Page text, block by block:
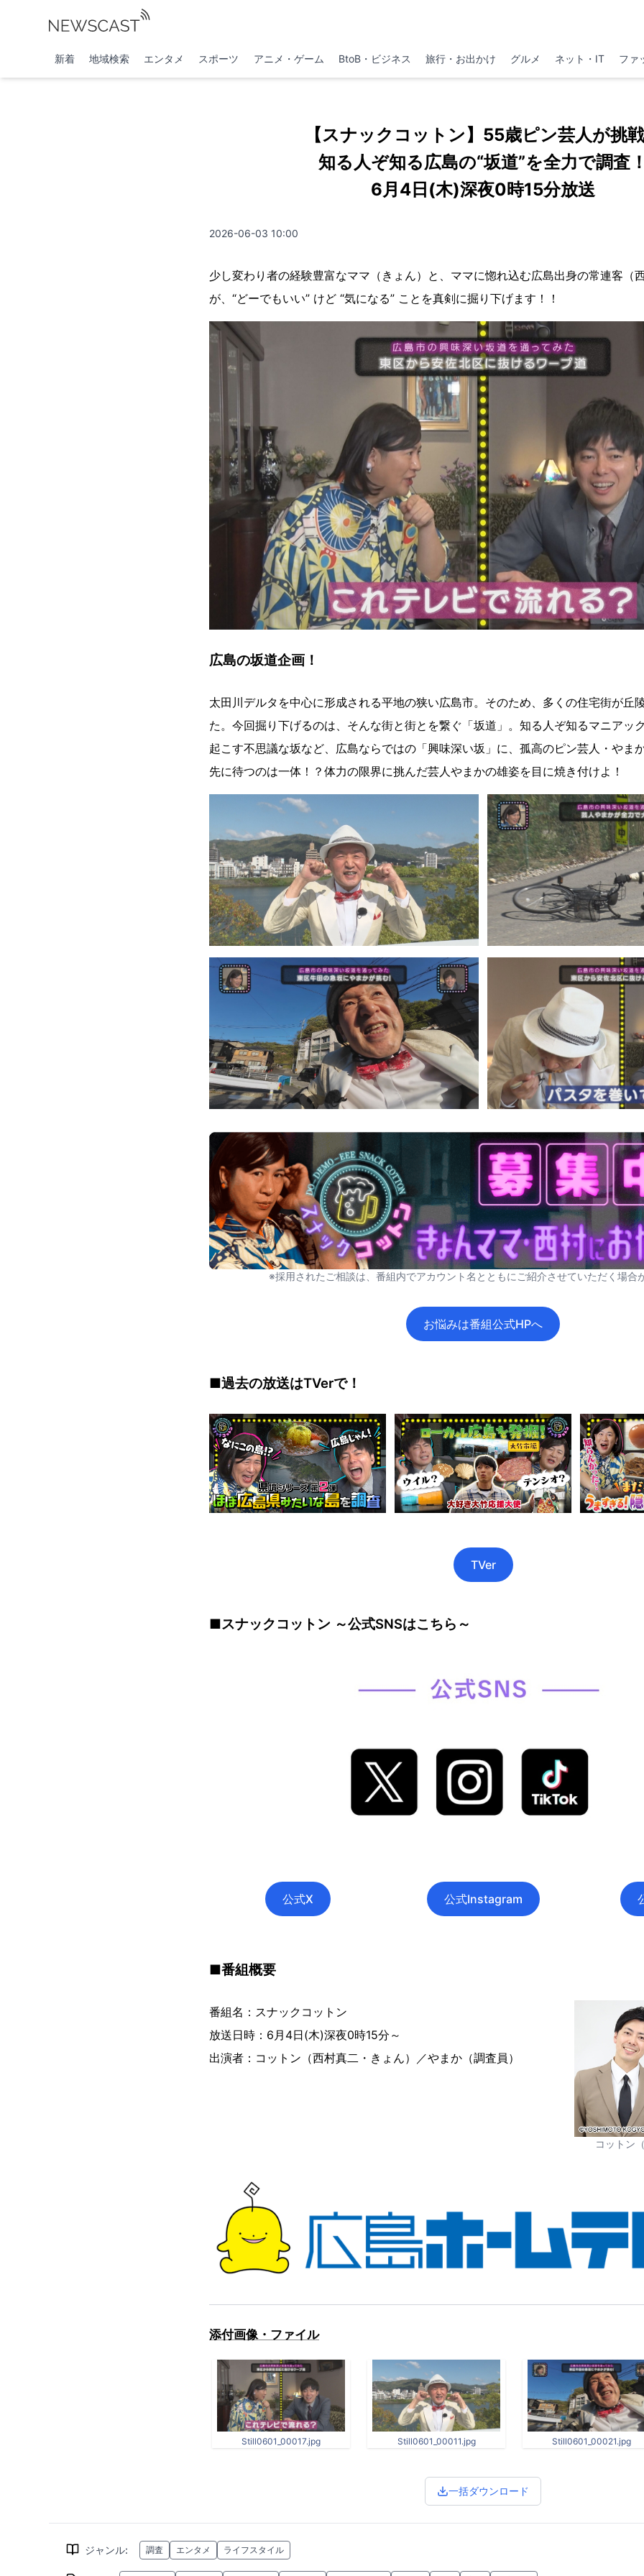
新着 地域検索 エンタメ スポーツ アニメ・ゲーム BtoB・ビジネス 旅行・お出かけ グルメ ネット・IT ファ
【スナックコットン】55歳ピン芸人が挑戦
知る人ぞ知る広島の“坂道”を全力で調査！
6月4日(木)深夜0時15分放送
2026-06-03 10:00
少し変わり者の経験豊富なママ（きょん）と、ママに惚れ込む広島出身の常連客（
が、“どーでもいい” けど “気になる” ことを真剣に掘り下げます！！
広島の坂道企画！
太田川デルタを中心に形成される平地の狭い広島市。そのため、多くの住宅街が丘
た。今回掘り下げるのは、そんな街と街とを繋ぐ「坂道」。知る人ぞ知るマニアッ
起こす不思議な坂など、広島ならではの「興味深い坂」に、孤高のピン芸人・やま
先に待つのは一体！？体力の限界に挑んだ芸人やまかの雄姿を目に焼き付けよ！
※採用されたご相談は、番組内でアカウント名とともにご紹介させていただく場合
お悩みは番組公式HPへ
■過去の放送はTVerで！
TVer
■スナックコットン ～公式SNSはこちら～
公式X 公式Instagram
■番組概要
番組名：スナックコットン
放送日時：6月4日(木)深夜0時15分～
出演者：コットン（西村真二・きょん）／やまか（調査員）
コットン
添付画像・ファイル
Still0601_00017.jpg Still0601_00011.jpg Still0601_00021.jpg
一括ダウンロード
ジャンル: 調査 エンタメ ライフスタイル